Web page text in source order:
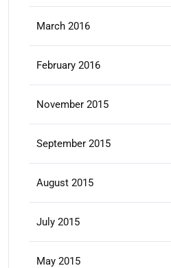
March 2016
February 2016
November 2015
September 2015
August 2015
July 2015
May 2015